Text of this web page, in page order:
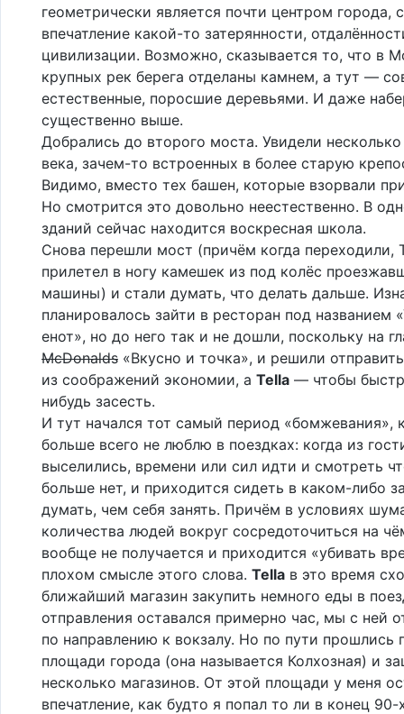
геометрически является почти центром города,
впечатление какой-то затерянности,
цивилизации. Возможно, сказывается то, что в
крупных рек берега отделаны камнем, а тут —
естественные, поросшие деревьями. И даже
существенно выше.
Добрались до второго моста. Увидели несколько
века, зачем-то встроенных в более старую
Видимо, вместо тех башен, которые взорвали
Но смотрится это довольно неестественно. В
зданий сейчас находится воскресная школа.
Снова перешли мост (причём когда переходили,
прилетел в ногу камешек из под колёс
машины) и стали думать, что делать дальше.
планировалось зайти в ресторан под названием
енот», но до него так и не дошли, поскольку на
McDonalds «Вкусно и точка», и решили
из соображений экономии, а Tella — чтобы
нибудь засесть.
И тут начался тот самый период «бомжевания»,
больше всего не люблю в поездках: когда из
выселились, времени или сил идти и смотреть
больше нет, и приходится сидеть в каком-либо
думать, чем себя занять. Причём в условиях
количества людей вокруг сосредоточиться на
вообще не получается и приходится «убивать
плохом смысле этого слова. Tella в это время
ближайший магазин закупить немного еды в
отправления оставался примерно час, мы с ней
по направлению к вокзалу. Но по пути прошлись
площади города (она называется Колхозная) и
несколько магазинов. От этой площади у меня
впечатление, как будто я попал то ли в конец 90-